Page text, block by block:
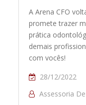
A Arena CFO
promete trazer
prática
demais
com vocês!
28/12/2022
Assessoria